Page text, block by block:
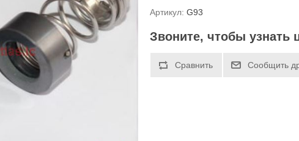
Артикул: G93
Звоните, чтобы узнать